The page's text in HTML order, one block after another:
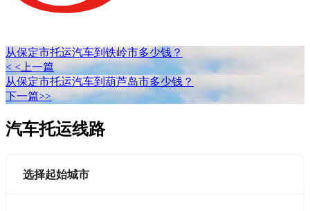
从保定市托运汽车到铁岭市多少钱？
< <上一篇
从保定市托运汽车到葫芦岛市多少钱？
下一篇>>
汽车托运线路
选择起始城市